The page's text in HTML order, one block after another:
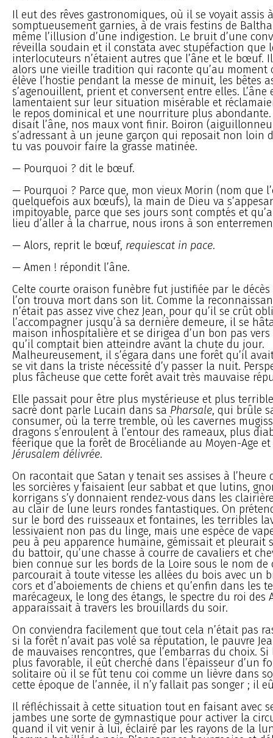
Il eut des rêves gastronomiques, où il se voyait assis
somptueusement garnies, à de vrais festins de
même l’illusion d’une indigestion. Le bruit d’une
réveilla soudain et il constata avec stupéfaction que
interlocuteurs n’étaient autres que l’âne et le bœuf.
alors une vieille tradition qui raconte qu’au moment
élève l’hostie pendant la messe de minuit, les bêtes
s’agenouillent, prient et conversent entre elles.
lamentaient sur leur situation misérable et
le repos dominical et une nourriture plus abondante.
disait l’âne, nos maux vont finir. Boiron
s’adressant à un jeune garçon qui reposait non loin
tu vas pouvoir faire la grasse matinée.
— Pourquoi ? dit le bœuf.
— Pourquoi ? Parce que, mon vieux Morin (nom que
quelquefois aux bœufs), la main de Dieu va
impitoyable, parce que ses jours sont comptés et
lieu d’aller à la charrue, nous irons à son
— Alors, reprit le bœuf, requiescat in pace.
— Amen ! répondit l’âne.
Celte courte oraison funèbre fut justifiée par le
l’on trouva mort dans son lit. Comme la
n’était pas assez vive chez Jean, pour qu’il se crût
l’accompagner jusqu’à sa dernière demeure, il se
maison inhospitalière et se dirigea d’un bon pas
qu’il comptait bien atteindre avant la chute du jour.
Malheureusement, il s’égara dans une forêt qu’il
se vit dans la triste nécessité d’y passer la nuit.
plus fâcheuse que cette forêt avait très mauvaise
Elle passait pour être plus mystérieuse et plus
sacré dont parle Lucain dans sa Pharsale, qui brûle
consumer, où la terre tremble, où les cavernes
dragons s’enroulent à l’entour des rameaux, plus
féerique que la forêt de Brocéliande au Moyen-Age
Jérusalem délivrée.
On racontait que Satan y tenait ses assises à l’heure
les sorcières y faisaient leur sabbat et que lutins,
korrigans s’y donnaient rendez-vous dans les
au clair de lune leurs rondes fantastiques. On
sur le bord des ruisseaux et fontaines, les terribles
lessivaient non pas du linge, mais une espèce de
peu à peu apparence humaine, gémissait et pleurait
du battoir, qu’une chasse à courre de cavaliers et
bien connue sur les bords de la Loire sous le nom de
parcourait à toute vitesse les allées du bois avec un
cors et d’aboiements de chiens et qu’enfin dans les
marécageux, le long des étangs, le spectre du roi des
apparaissait à travers les brouillards du soir.
On conviendra facilement que tout cela n’était pas
si la forêt n’avait pas volé sa réputation, le pauvre
de mauvaises rencontres, que l’embarras du choix.
plus favorable, il eût cherché dans l’épaisseur d’un
solitaire où il se fût tenu coi comme un lièvre dans
cette époque de l’année, il n’y fallait pas songer ; il
Il réfléchissait à cette situation tout en faisant avec
jambes une sorte de gymnastique pour activer la
quand il vit venir à lui, éclairé par les rayons de la